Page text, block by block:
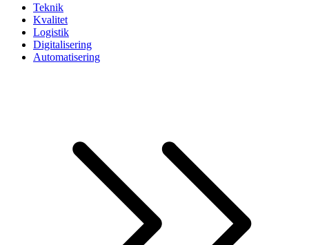
Teknik
Kvalitet
Logistik
Digitalisering
Automatisering